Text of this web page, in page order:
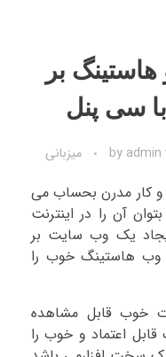
بر
سی پنل
by admin میزبانی
کار مدرن بحساب می
آن را در اینترنت
یک وب سایت بر
وب هاستینگ خوب را
خوب قابل مشاهده
اعتماد و خوب را